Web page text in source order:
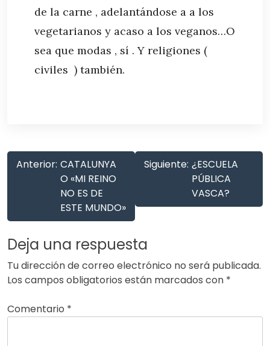
de la carne , adelantándose a a los
vegetarianos y acaso a los veganos…O
sea que modas , sí . Y religiones (
civiles ) también.
Anterior: CATALUNYA
O «MI REINO
NO ES DE
ESTE MUNDO»
Siguiente: ¿ESCUELA
PÚBLICA
VASCA?
Deja una respuesta
Tu dirección de correo electrónico no será publicada.
Los campos obligatorios están marcados con *
Comentario *